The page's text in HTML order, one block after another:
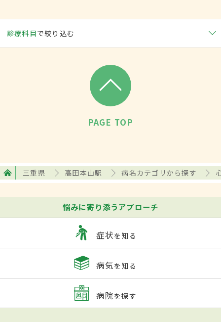
診療科目で絞り込む
PAGE TOP
三重県 高田本山駅 病名カテゴリから探す
悩みに寄り添うアプローチ
症状を知る
病気を知る
病院を探す